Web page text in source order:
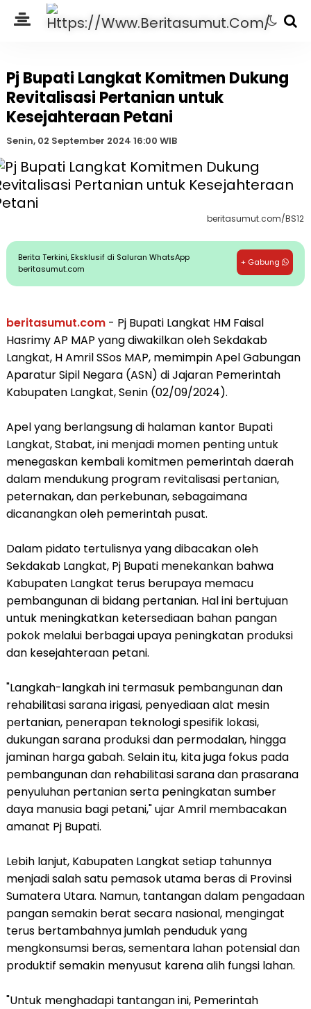
Pj Bupati Langkat Komitmen Dukung
Revitalisasi Pertanian untuk
Kesejahteraan Petani
Senin, 02 September 2024 16:00 WIB
beritasumut.com/BS12
Berita Terkini, Eksklusif di Saluran WhatsApp
beritasumut.com
+ Gabung
beritasumut.com- Pj Bupati Langkat HM Faisal
Hasrimy AP MAP yang diwakilkan oleh Sekdakab
Langkat, H Amril SSos MAP, memimpin Apel Gabungan
Aparatur Sipil Negara (ASN) di Jajaran Pemerintah
Kabupaten Langkat, Senin (02/09/2024).
Apel yang berlangsung di halaman kantor Bupati
Langkat, Stabat, ini menjadi momen penting untuk
menegaskan kembali komitmen pemerintah daerah
dalam mendukung program revitalisasi pertanian,
peternakan, dan perkebunan, sebagaimana
dicanangkan oleh pemerintah pusat.
Dalam pidato tertulisnya yang dibacakan oleh
Sekdakab Langkat, Pj Bupati menekankan bahwa
Kabupaten Langkat terus berupaya memacu
pembangunan di bidang pertanian. Hal ini bertujuan
untuk meningkatkan ketersediaan bahan pangan
pokok melalui berbagai upaya peningkatan produksi
dan kesejahteraan petani.
"Langkah-langkah ini termasuk pembangunan dan
rehabilitasi sarana irigasi, penyediaan alat mesin
pertanian, penerapan teknologi spesifik lokasi,
dukungan sarana produksi dan permodalan, hingga
jaminan harga gabah. Selain itu, kita juga fokus pada
pembangunan dan rehabilitasi sarana dan prasarana
penyuluhan pertanian serta peningkatan sumber
daya manusia bagi petani," ujar Amril membacakan
amanat Pj Bupati.
Lebih lanjut, Kabupaten Langkat setiap tahunnya
menjadi salah satu pemasok utama beras di Provinsi
Sumatera Utara. Namun, tantangan dalam pengadaan
pangan semakin berat secara nasional, mengingat
terus bertambahnya jumlah penduduk yang
mengkonsumsi beras, sementara lahan potensial dan
produktif semakin menyusut karena alih fungsi lahan.
"Untuk menghadapi tantangan ini, Pemerintah